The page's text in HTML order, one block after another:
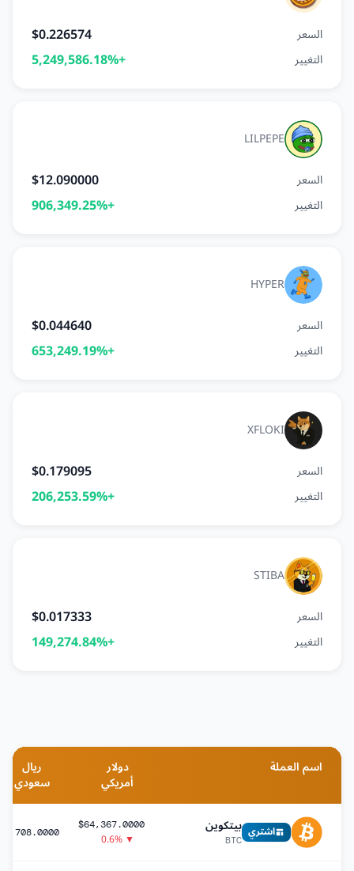
السعر
$0.226574
التغيير +5,249,586.18%
LILPEPE
السعر
$12.090000
التغيير +906,349.25%
HYPER
السعر
$0.044640
التغيير +653,249.19%
XFLOKI
السعر
$0.179095
التغيير +206,253.59%
STIBA
السعر
$0.017333
التغيير +149,274.84%
اسم العملة دولار
أمريكي
ريال
سعودي
اشتري بيتكوين
BTC
$64,367.0000
▼ 0.6%